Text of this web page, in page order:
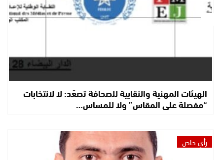
الهيئات المهنية والنقابية للصحافة تصعّد: لا لانتخابات
“مفصلة على المقاس” ولا للمساس…
رأي خاص